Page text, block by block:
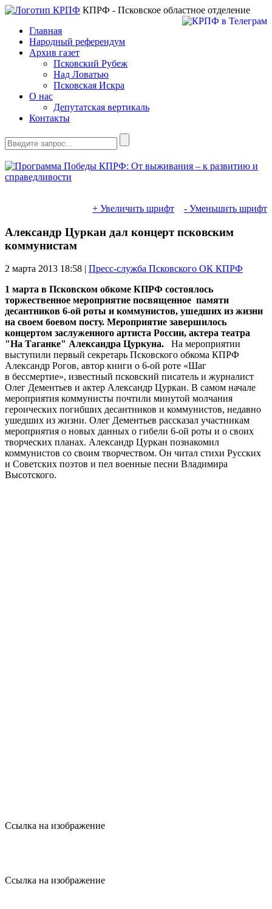
КПРФ - Псковское областное отделение
Главная
Народный референдум
Архив газет
Псковский Рубеж
Над Ловатью
Псковская Искра
О нас
Депутатская вертикаль
Контакты
+ Увеличить шрифт - Уменьшить шрифт
Александр Цуркан дал концерт псковским
коммунистам
2 марта 2013 18:58 | Пресс-служба Псковского ОК КПРФ
1 марта в Псковском обкоме КПРФ состоялось
торжественное мероприятие посвященное памяти
десантников 6-ой роты и коммунистов, ушедших из жизни
на своем боевом посту. Мероприятие завершилось
концертом заслуженного артиста России, актера театра
"На Таганке" Александра Цуркуна.
На мероприятии
выступили первый секретарь Псковского обкома КПРФ
Александр Рогов, автор книги о 6-ой роте «Шаг
в бессмертие», известный псковский писатель и журналист
Олег Дементьев и актер Александр Цуркан. В самом начале
мероприятия коммунисты почтили минутой молчания
героических погибших десантников и коммунистов, недавно
ушедших из жизни. Олег Дементьев рассказал участникам
мероприятия о новых данных о гибели 6-ой роты и о своих
творческих планах. Александр Цуркан познакомил
коммунистов со своим творчеством. Он читал стихи Русских
и Советских поэтов и пел военные песни Владимира
Высотского.
Ссылка на изображение
Ссылка на изображение